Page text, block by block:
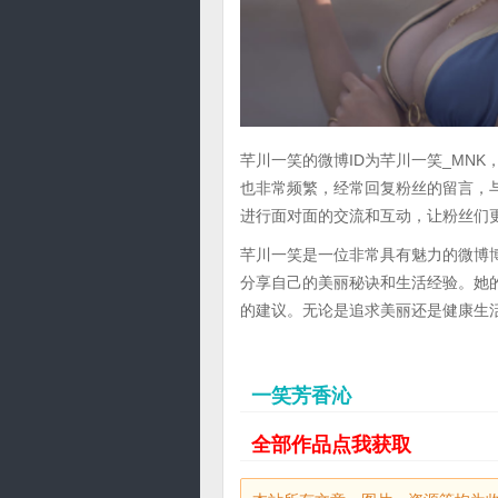
芊川一笑的微博ID为芊川一笑_MNK
也非常频繁，经常回复粉丝的留言，
进行面对面的交流和互动，让粉丝们
芊川一笑是一位非常具有魅力的微博
分享自己的美丽秘诀和生活经验。她
的建议。无论是追求美丽还是健康
一笑芳香沁
全部作品点我获取